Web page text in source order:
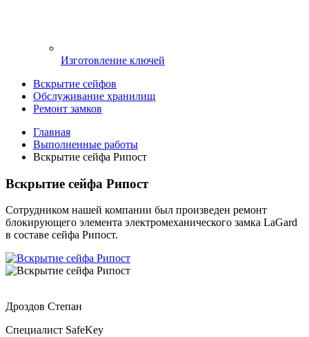
Изготовление ключей
Вскрытие сейфов
Обслуживание хранилищ
Ремонт замков
Главная
Выполненные работы
Вскрытие сейфа Рипост
Вскрытие сейфа Рипост
Сотрудником нашей компании был произведен ремонт
блокирующего элемента электромеханического замка LaGard
в составе сейфа Рипост.
Дроздов Степан
Специалист SafeKey